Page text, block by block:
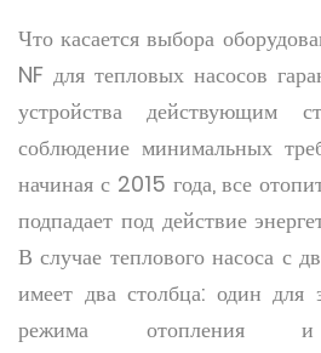
Что касается выбора
NF для тепловых насосов
устройства действующим
соблюдение минимальных
начиная с 2015 года, все
подпадает под действие
В случае теплового насоса с
имеет два столбца: один для
режима отопления